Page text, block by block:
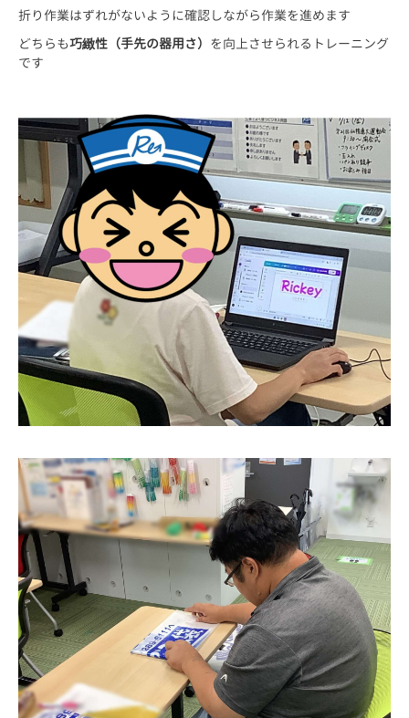
折り作業はずれがないように確認しながら作業を進めます
どちらも巧緻性（手先の器用さ） を向上させられるトレーニング
です